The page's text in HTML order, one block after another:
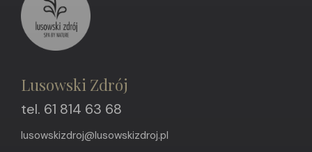
Lusowski Zdrój
tel. 61 814 63 68
lusowskizdroj@lusowskizdroj.pl